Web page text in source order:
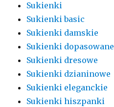
Sukienki
Sukienki basic
Sukienki damskie
Sukienki dopasowane
Sukienki dresowe
Sukienki dzianinowe
Sukienki eleganckie
Sukienki hiszpanki